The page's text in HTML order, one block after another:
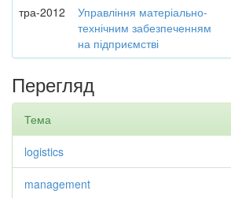
тра-2012
Управління матеріально-
технічним забезпеченням
на підприємстві
Перегляд
Тема
logistics
management